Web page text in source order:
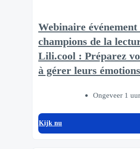
Webinaire événement
champions de la
Lili.cool : Préparez
à gérer leurs émotions
Ongeveer 1 uur
Kijk nu